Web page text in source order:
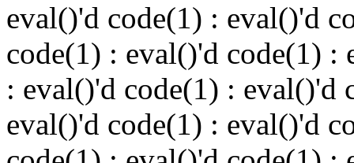
eval()'d code(1) : eval()'d
code(1) : eval()'d code(1) :
: eval()'d code(1) : eval()'d
eval()'d code(1) : eval()'d